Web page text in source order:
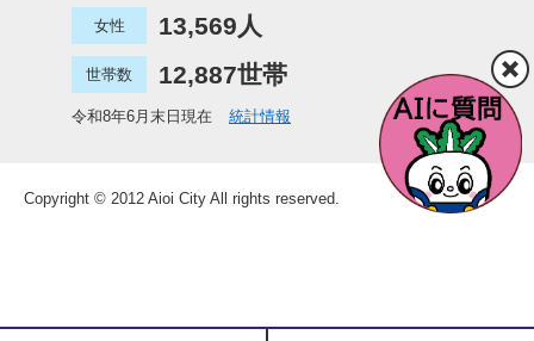
女性 13,569人
世帯数 12,887世帯
令和8年6月末日現在 統計情報
Copyright © 2012 Aioi City All rights reserved.